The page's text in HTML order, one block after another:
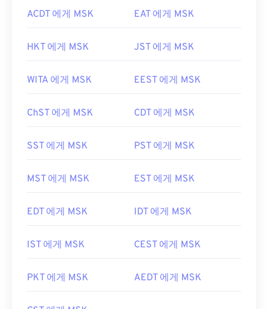
ACDT 에게 MSK EAT 에게 MSK
HKT 에게 MSK JST 에게 MSK
WITA 에게 MSK EEST 에게 MSK
ChST 에게 MSK CDT 에게 MSK
SST 에게 MSK PST 에게 MSK
MST 에게 MSK EST 에게 MSK
EDT 에게 MSK IDT 에게 MSK
IST 에게 MSK CEST 에게 MSK
PKT 에게 MSK AEDT 에게 MSK